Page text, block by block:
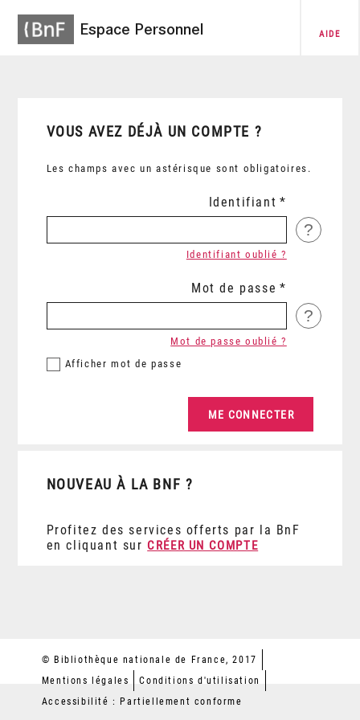
Espace Personnel AIDE
VOUS AVEZ DÉJÀ UN COMPTE ?
Les champs avec un astérisque sont obligatoires.
Identifiant
?
Identifiant oublié ?
Mot de passe
?
Afficher mot de passe
Mot de passe oublié ?
NOUVEAU À LA BNF ?
Profitez des services offerts par la BnF
en cliquant sur CRÉER UN COMPTE
© Bibliothèque nationale de France, 2017
Mentions légales
Conditions d'utilisation
Accessibilité : Partiellement conforme